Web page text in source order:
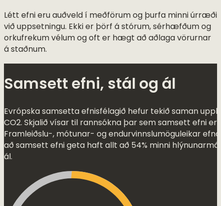
Létt efni eru auðveld í meðförum og þurfa minni úrræði
við uppsetningu. Ekki er þörf á stórum, sérhæfðum og
orkufrekum vélum og oft er hægt að aðlaga vörurnar
á staðnum.
Samsett efni, stál og ál
Evrópska samsetta efnisfélagið hefur tekið saman
CO2. Skjalið vísar til rannsókna þar sem samsett efni
Framleiðslu-, mótunar- og endurvinnslumöguleikar
að samsett efni geta haft allt að 54% minni
ál.